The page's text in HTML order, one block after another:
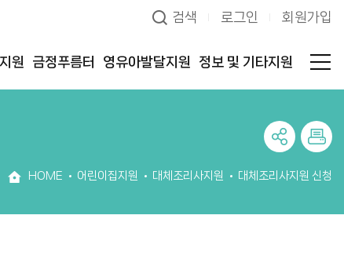
검색 로그인 회원가입
원 금정푸름터 영유아발달지원 정보 및 기타지원
HOME 어린이집지원 대체조리사지원 대체조리사지원 신청